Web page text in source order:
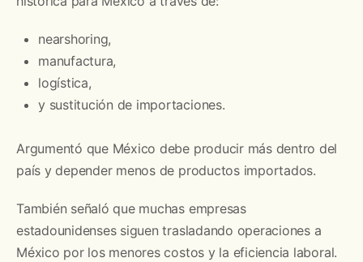
nearshoring,
manufactura,
logística,
y sustitución de importaciones.
Argumentó que México debe producir más dentro del
país y depender menos de productos importados.
También señaló que muchas empresas
estadounidenses siguen trasladando operaciones a
México por los menores costos y la eficiencia laboral.